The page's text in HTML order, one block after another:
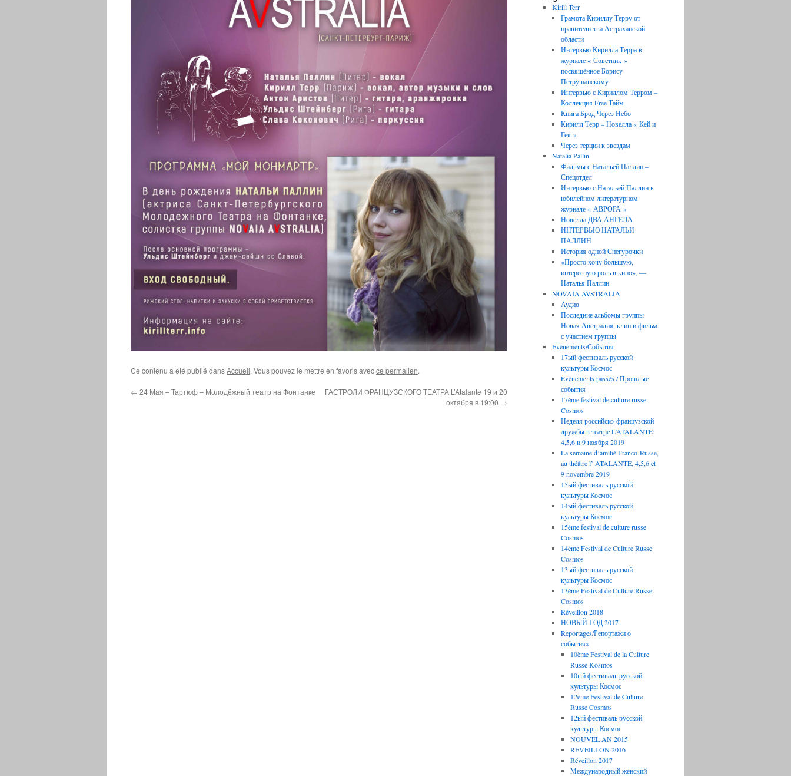
Ce contenu a été publié dansAccueil. Vous pouvez le mettre en favoris avecce permalien.
← 24 Мая – Тартюф – Молодёжный театр на Фонтанке
ГАСТРОЛИ ФРАНЦУЗСКОГО ТЕАТРА L’Atalante 19 и 20
октября в 19:00 →
Kirill Terr
Грамота Кириллу Терру от
правительства Астраханской
области
Интервью Кирилла Терра в
журнале « Советник »
посвящённое Борису
Петрушанскому
Интервью с Кириллом Терром –
Коллекция Free Тайм
Книга Брод Через Небо
Кирилл Терр – Новелла « Кей и
Гея »
Через терции к звездам
Natalia Pallin
Фильмы с Натальей Паллин –
Спецотдел
Интервью с Натальей Паллин в
юбилейном литературном
журнале « АВРОРА »
Новелла ДВА АНГЕЛА
ИНТЕРВЬЮ НАТАЛЬИ
ПАЛЛИН
История одной Снегурочки
«Просто хочу большую,
интересную роль в кино», —
Наталья Паллин
NOVAIA AVSTRALIA
Аудио
Последние aльбомы группы
Новая Австралия, клип и фильм
с участием группы
Evènements/События
17ый фестиваль русской
культуры Космос
Evènements passés / Прошлые
события
17ème festival de culture russe
Cosmos
Неделя российско-французской
дружбы в театре L’ATALANTE:
4,5,6 и 9 ноября 2019
La semaine d’amitié Franco-Russe,
au théâtre l’ ATALANTE, 4,5,6 et
9 novembre 2019
15ый фестиваль русской
культуры Космос
14ый фестиваль русской
культуры Космос
15ème festival de culture russe
Cosmos
14ème Festival de Culture Russe
Cosmos
13ый фестиваль русской
культуры Космос
13ème Festival de Culture Russe
Cosmos
Réveillon 2018
НОВЫЙ ГОД 2017
Reportages/Репортажи о
событиях
10ème Festival de la Culture
Russe Kosmos
10ый фестиваль русской
культуры Космос
12ème Festival de Culture
Russe Cosmos
12ый фестиваль русской
культуры Космос
NOUVEL AN 2015
RÉVEILLON 2016
Réveillon 2017
Международный женский